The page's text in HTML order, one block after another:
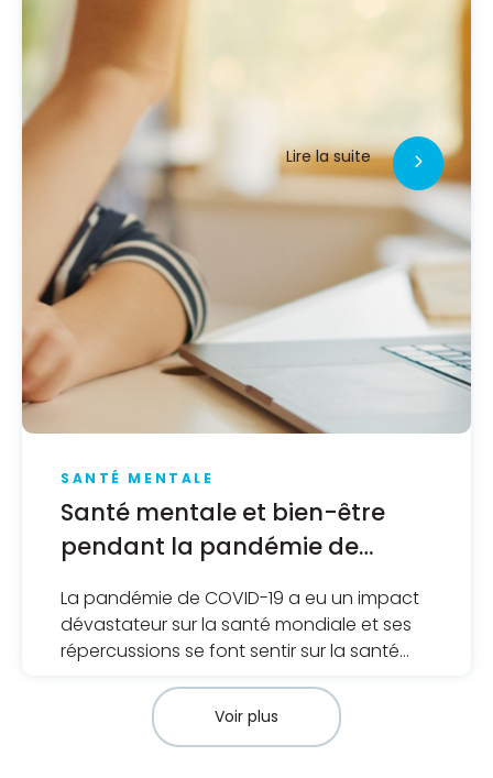
SANTÉ MENTALE
Santé mentale et bien-être
pendant la pandémie de
La pandémie de COVID-19 a eu un impact
dévastateur sur la santé mondiale et ses
répercussions se font sentir sur la santé
Lire la suite
Voir plus